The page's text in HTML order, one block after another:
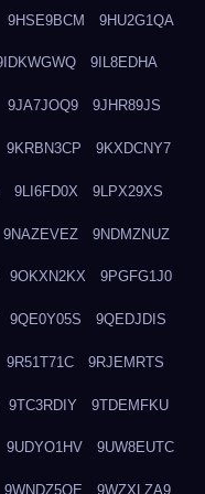
9HSE9BCM 9HU2G1QA
9IL8EDHA
9JA7JOQ9 9JHR89JS
9KRBN3CP 9KXDCNY7
9LI6FD0X 9LPX29XS
9NAZEVEZ 9NDMZNUZ
9OKXN2KX 9PGFG1J0
9QE0Y05S 9QEDJDIS
9R51T71C 9RJEMRTS
9TC3RDIY 9TDEMFKU
9UDYO1HV 9UW8EUTC
9WNDZ5OE 9WZXLZA9